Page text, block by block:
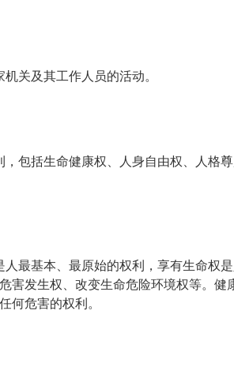
关及其工作人员的活动。
包括生命健康权、人身自由权、人格尊
最基本、最原始的权利，享有生命权
害发生权、改变生命危险环境权等。健
何危害的权利。